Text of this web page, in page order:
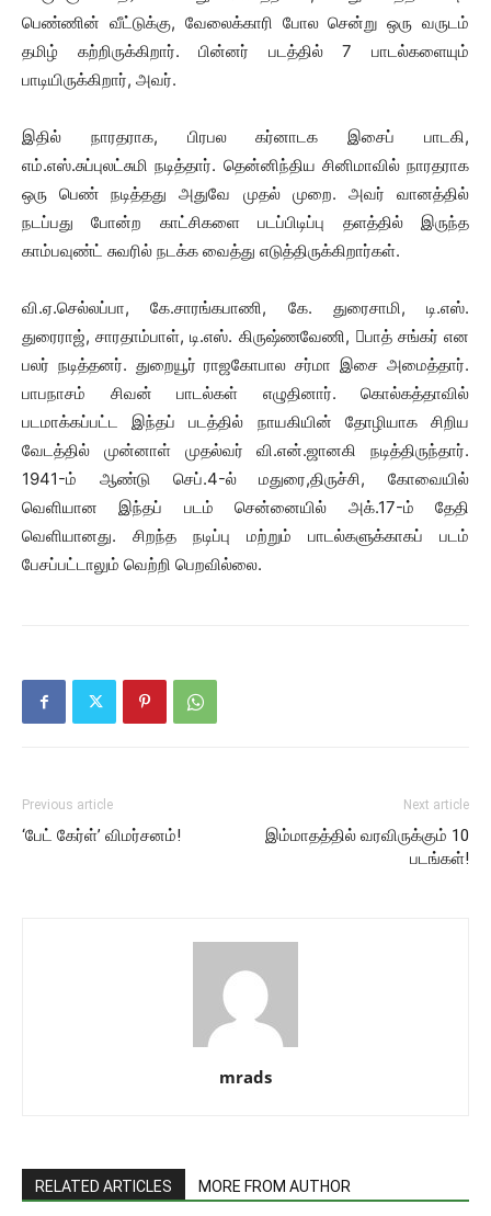
பெண்ணின் வீட்டுக்கு, வேலைக்காரி போல சென்று ஒரு வருடம்
தமிழ் கற்றிருக்கிறார். பின்னர் படத்தில் 7 பாடல்களையும்
பாடியிருக்கிறார், அவர்.
இதில் நாரதராக, பிரபல கர்னாடக இசைப் பாடகி,
எம்.எஸ்.சுப்புலட்சுமி நடித்தார். தென்னிந்திய சினிமாவில் நாரதராக
ஒரு பெண் நடித்தது அதுவே முதல் முறை. அவர் வானத்தில்
நடப்பது போன்ற காட்சிகளை படப்பிடிப்பு தளத்தில் இருந்த
காம்பவுண்ட் சுவரில் நடக்க வைத்து எடுத்திருக்கிறார்கள்.
வி.ஏ.செல்லப்பா, கே.சாரங்கபாணி, கே. துரைசாமி, டி.எஸ்.
துரைராஜ், சாரதாம்பாள், டி.எஸ். கிருஷ்ணவேணி, பாத் சங்கர் என
பலர் நடித்தனர். துறையூர் ராஜகோபால சர்மா இசை அமைத்தார்.
பாபநாசம் சிவன் பாடல்கள் எழுதினார். கொல்கத்தாவில்
படமாக்கப்பட்ட இந்தப் படத்தில் நாயகியின் தோழியாக சிறிய
வேடத்தில் முன்னாள் முதல்வர் வி.என்.ஜானகி நடித்திருந்தார்.
1941-ம் ஆண்டு செப்.4-ல் மதுரை,திருச்சி, கோவையில்
வெளியான இந்தப் படம் சென்னையில் அக்.17-ம் தேதி
வெளியானது. சிறந்த நடிப்பு மற்றும் பாடல்களுக்காகப் படம்
பேசப்பட்டாலும் வெற்றி பெறவில்லை.
Previous article
‘பேட் கேர்ள்’ விமர்சனம்!
Next article
இம்மாதத்தில் வரவிருக்கும் 10
படங்கள்!
mrads
RELATED ARTICLES MORE FROM AUTHOR